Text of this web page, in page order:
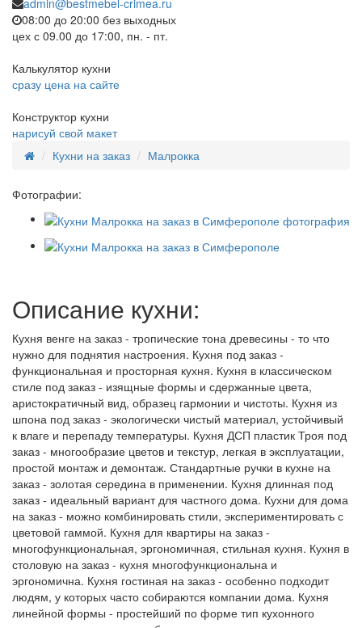
admin@bestmebel-crimea.ru
08:00 до 20:00 без выходных
цех с 09.00 до 17:00, пн. - пт.
Калькулятор кухни
сразу цена на сайте
Конструктор кухни
нарисуй свой макет
Кухни на заказ
Малрокка
Фотографии:
Описание кухни:
Кухня венге на заказ - тропические тона древесины - то что
нужно для поднятия настроения. Кухня под заказ -
функциональная и просторная кухня. Кухня в классическом
стиле под заказ - изящные формы и сдержанные цвета,
аристократичный вид, образец гармонии и чистоты. Кухня из
шпона под заказ - экологически чистый материал, устойчивый
к влаге и перепаду температуры. Кухня ДСП пластик Троя под
заказ - многообразие цветов и текстур, легкая в эксплуатации,
простой монтаж и демонтаж. Стандартные ручки в кухне на
заказ - золотая середина в применении. Кухня длинная под
заказ - идеальный вариант для частного дома. Кухни для дома
на заказ - можно комбинировать стили, экспериментировать с
цветовой гаммой. Кухня для квартиры на заказ -
многофункциональная, эргономичная, стильная кухня. Кухня в
столовую на заказ - кухня многофункциональна и
эргономична. Кухня гостиная на заказ - особенно подходит
людям, у которых часто собираются компании дома. Кухня
линейной формы - простейший по форме тип кухонного